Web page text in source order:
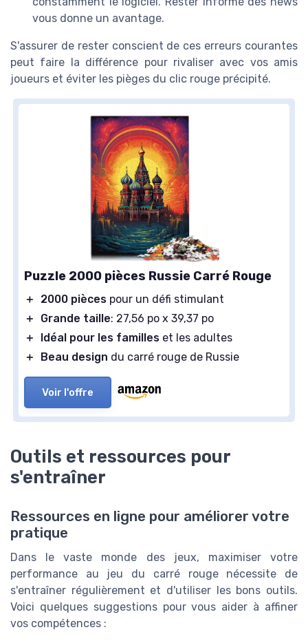
vous donne un avantage.
S'assurer de rester conscient de ces erreurs courantes
peut faire la différence pour rivaliser avec vos amis
joueurs et éviter les pièges du clic rouge précipité.
Puzzle 2000 pièces Russie Carré Rouge
＋ 2000 pièces pour un défi stimulant
＋
Grande taille: 27,56 po x 39,37 po
＋
Idéal pour les familles et les adultes
＋
Beau design du carré rouge de Russie
Voir l'offre
Outils et ressources pour
s'entraîner
Ressources en ligne pour améliorer votre
pratique
Dans le vaste monde des jeux, maximiser votre
performance au jeu du carré rouge nécessite de
s'entraîner régulièrement et d'utiliser les bons outils.
Voici quelques suggestions pour vous aider à affiner
vos compétences :